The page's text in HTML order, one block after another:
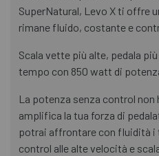
SuperNatural, Levo X ti offre
rimane fluido, costante e
Scala vette più alte, pedala
tempo con 850 watt di
La potenza senza control non
amplifica la tua forza di
potrai affrontare con fluidità
control alle alte velocità e